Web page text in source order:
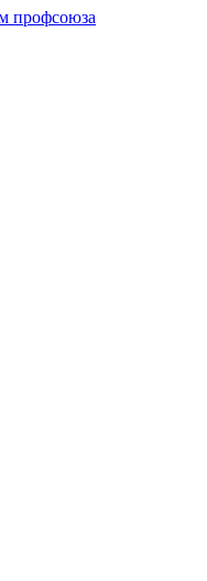
профсоюза